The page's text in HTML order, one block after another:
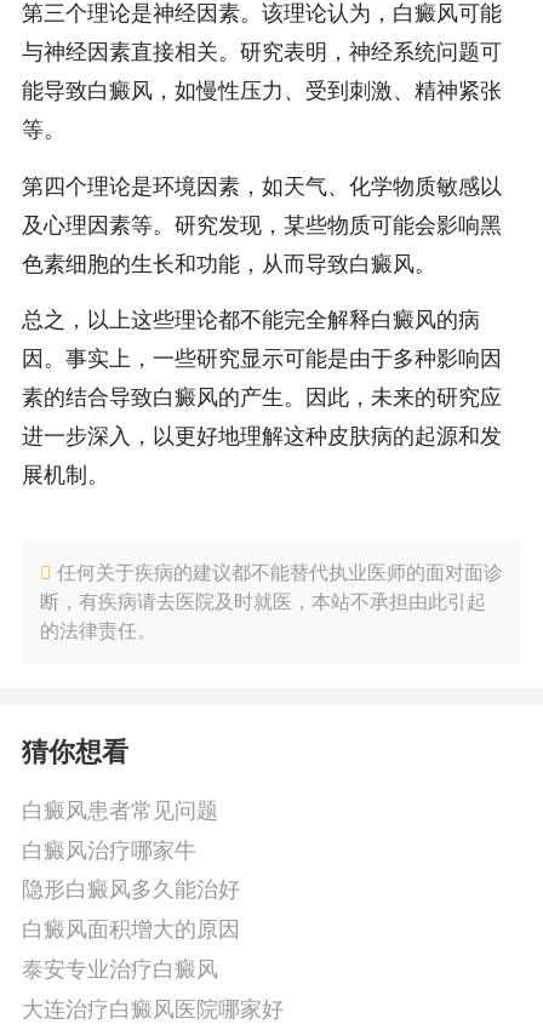
第三个理论是神经因素。该理论认为，白癜风可能
与神经因素直接相关。研究表明，神经系统问题可
能导致白癜风，如慢性压力、受到刺激、精神紧张
等。
第四个理论是环境因素，如天气、化学物质敏感以
及心理因素等。研究发现，某些物质可能会影响黑
色素细胞的生长和功能，从而导致白癜风。
总之，以上这些理论都不能完全解释白癜风的病
因。事实上，一些研究显示可能是由于多种影响因
素的结合导致白癜风的产生。因此，未来的研究应
进一步深入，以更好地理解这种皮肤病的起源和发
展机制。
任何关于疾病的建议都不能替代执业医师的面对面诊
断，有疾病请去医院及时就医，本站不承担由此引起
的法律责任。
猜你想看
白癜风患者常见问题
白癜风治疗哪家牛
隐形白癜风多久能治好
白癜风面积增大的原因
泰安专业治疗白癜风
大连治疗白癜风医院哪家好